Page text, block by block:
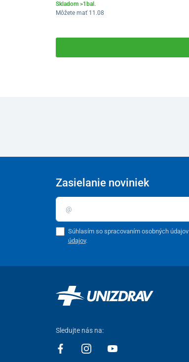
Skladom >1bal.
Môžete mať 11.08
Zasielanie noviniek
Súhlasím so spracovaním osobných údajov
údajov.
Sledujte nás na: